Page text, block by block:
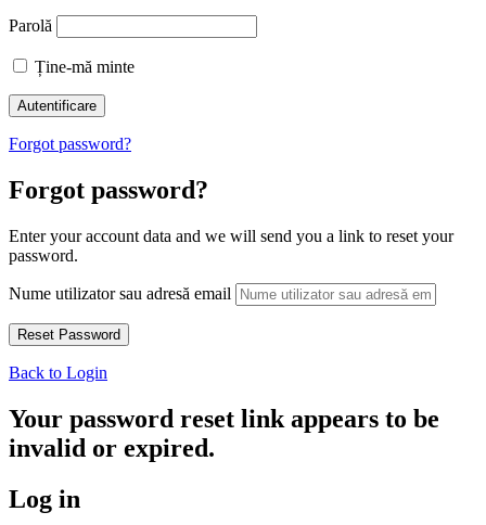
Parolă
Ține-mă minte
Forgot password?
Forgot password?
Enter your account data and we will send you a link to reset your
password.
Nume utilizator sau adresă email
Back to Login
Your password reset link appears to be
invalid or expired.
Log in